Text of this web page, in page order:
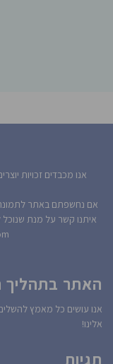
אנו מכבדים זכויות
אם נחשפתם באתר לתמונה,
איתנו קשר על מנת
האתר בתהליך
אנו עושים כל מאמץ
אלינו!